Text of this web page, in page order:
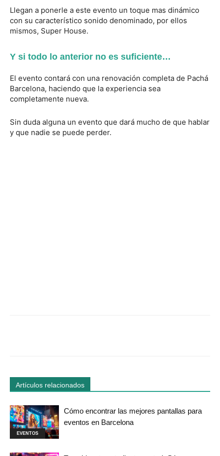
Llegan a ponerle a este evento un toque mas dinámico
con su característico sonido denominado, por ellos
mismos, Super House.
Y si todo lo anterior no es suficiente…
El evento contará con una renovación completa de Pachá
Barcelona, haciendo que la experiencia sea
completamente nueva.
Sin duda alguna un evento que dará mucho de que hablar
y que nadie se puede perder.
Artículos relacionados
EVENTOS
Cómo encontrar las mejores pantallas para
eventos en Barcelona